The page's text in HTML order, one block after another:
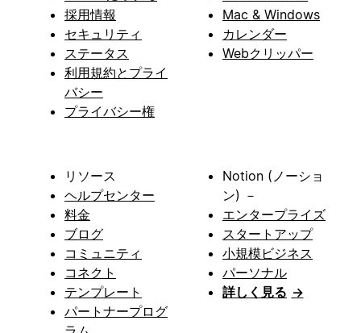
採用情報
セキュリティ
ステータス
利用規約とプライ
バシー
プライバシー権
Mac & Windows
カレンダー
Webクリッパー
リソース
ヘルプセンター
料金
ブログ
コミュニティ
コネクト
テンプレート
パートナープログ
Notion (ノーショ
ン) －
エンタープライズ
スタートアップ
小規模ビジネス
パーソナル
詳しく見る →